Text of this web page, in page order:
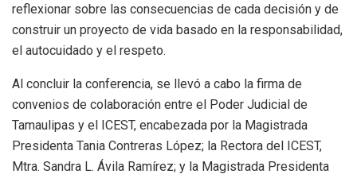
reflexionar sobre las consecuencias de cada decisión y de
construir un proyecto de vida basado en la responsabilidad,
el autocuidado y el respeto.
Al concluir la conferencia, se llevó a cabo la firma de
convenios de colaboración entre el Poder Judicial de
Tamaulipas y el ICEST, encabezada por la Magistrada
Presidenta Tania Contreras López; la Rectora del ICEST,
Mtra. Sandra L. Ávila Ramírez; y la Magistrada Presidenta